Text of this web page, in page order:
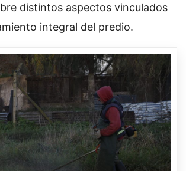
distintos aspectos vinculados
integral del predio.